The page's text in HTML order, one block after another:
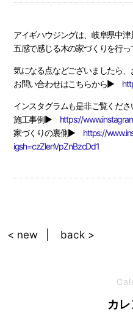
アイギハウジングは、岐阜県中
五感で感じる木の家づくりを行っ
気になる点などございましたら、
お問い合わせはこちらから▶
インスタグラムも是非ご覧くださ
施工事例▶ https://
家づくりの裏側▶ https://
igsh=czZlenVpZnBzcDd1
< new back >
カ